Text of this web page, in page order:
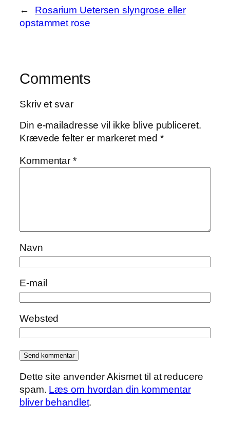
←
Rosarium Uetersen slyngrose eller
opstammet rose
Comments
Skriv et svar
Din e-mailadresse vil ikke blive publiceret.
Krævede felter er markeret med *
Kommentar*
Navn
E-mail
Websted
Dette site anvender Akismet til at reducere
spam. Læs om hvordan din kommentar
bliver behandlet.